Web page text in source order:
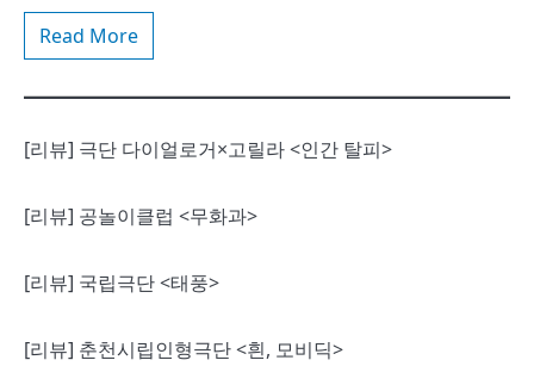
Read More
[리뷰] 극단 다이얼로거×고릴라 <인간 탈피>
[리뷰] 공놀이클럽 <무화과>
[리뷰] 국립극단 <태풍>
[리뷰] 춘천시립인형극단 <흰, 모비딕>